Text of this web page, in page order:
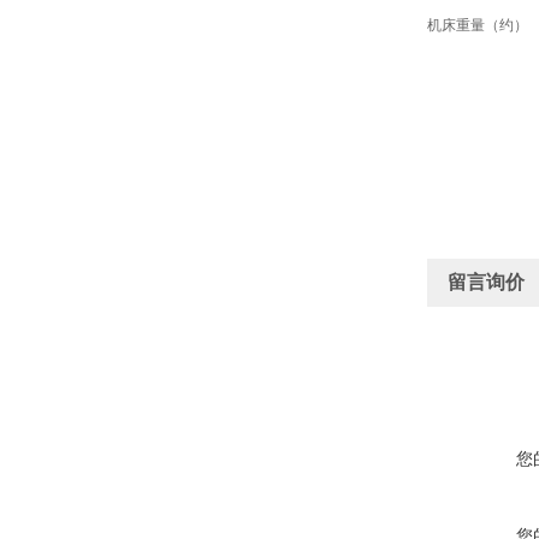
机床重量（约）
留言询价
您